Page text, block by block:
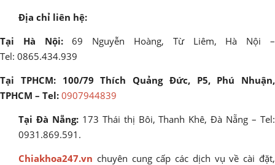
Địa chỉ liên hệ:
Tại Hà Nội:69 Nguyễn Hoàng, Từ Liêm, Hà Nội –
Tel: 0865.434.939
Tại TPHCM: 100/79 Thích Quảng Đức, P5, Phú Nhuận,
TPHCM – Tel: 0907944839
Tại Đà Nẵng:173 Thái thị Bôi, Thanh Khê, Đà Nẵng – Tel:
0931.869.591.
Chiakhoa247.vn chuyên cung cấp các dịch vụ về cài đặt,